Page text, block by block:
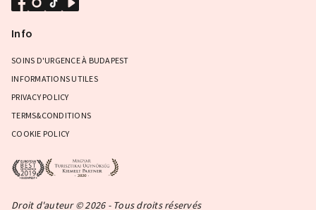
Info
SOINS D'URGENCE À BUDAPEST
INFORMATIONS UTILES
PRIVACY POLICY
TERMS&CONDITIONS
COOKIE POLICY
Droit d'auteur © 2026 - Tous droits réservés